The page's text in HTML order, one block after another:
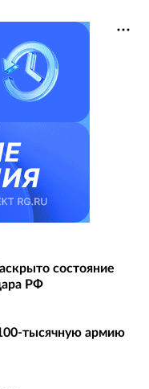
состояние
РФ
тысячную армию